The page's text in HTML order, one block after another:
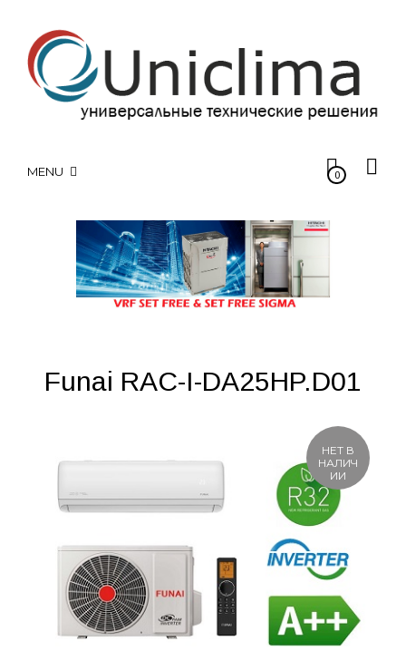
MENU 0
Funai RAC-I-DA25HP.D01
НЕТ В
НАЛИЧ
ИИ